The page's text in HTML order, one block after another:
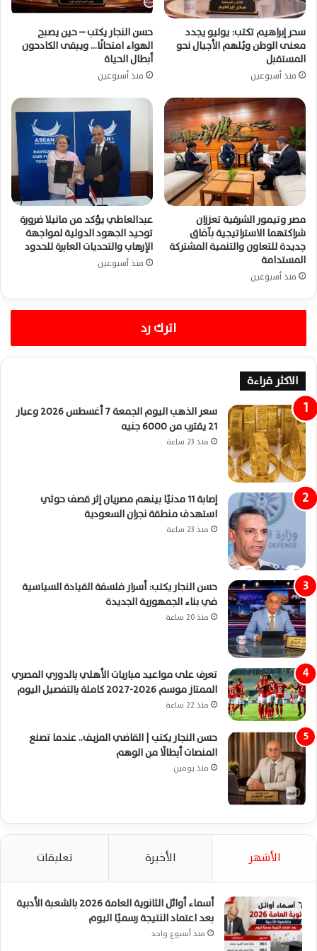
سحر إبراهيم تكتب: يوليو يجدد
معنى الوطن ويُلهم الأجيال نحو
المستقبل
منذ أسبوعين
حسن النجار يكتب – حين يصبح
الهواء امتحانًا… ويبقى الكادحون
أبطال الحياة
منذ أسبوعين
مصر وتيمور الشرقية تعززان
شراكتهما الاستراتيجية بآفاق
جديدة للتعاون والتنمية المشتركة
المستدامة
منذ أسبوعين
عبدالعاطي يؤكد من مانيلا ضرورة
توحيد الجهود الدولية لمواجهة
الإرهاب والتحديات العابرة للحدود
منذ أسبوعين
اترك رد
الاكثر قراءة
سعر الذهب اليوم الجمعة 7 أغسطس 2026 وعيار
21 يقترب من 6000 جنيه
منذ 23 ساعة
إصابة 11 مدنيًا بينهم مصريان إثر قصف حوثي
استهدف منطقة نجران السعودية
منذ 23 ساعة
حسن النجار يكتب: أسرار فلسفة القيادة السياسية
في بناء الجمهورية الجديدة
منذ 20 ساعة
تعرف على مواعيد مباريات الأهلي بالدوري المصري
الممتاز موسم 2026-2027 كاملة بالتفصيل اليوم
منذ 22 ساعة
حسن النجار يكتب | القاضي المزيف.. عندما تصنع
المنصات أبطالًا من الوهم
منذ يومين
الأشهر الأخيرة تعليقات
أسماء أوائل الثانوية العامة 2026 بالشعبة الأدبية
بعد اعتماد النتيجة رسميًا اليوم
منذ أسبوع واحد